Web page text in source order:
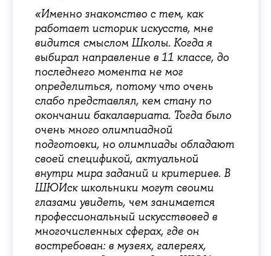
«Именно знакомство с тем, как
работает историк искусств, мне
видится смыслом Школы. Когда я
выбирал направление в 11 классе, до
последнего момента не мог
определиться, потому что очень
слабо представлял, кем стану по
окончании бакалавриата. Тогда было
очень много олимпиадной
подготовки, но олимпиады обладают
своей спецификой, актуальной
внутри мира заданий и критериев. В
ШЮИск школьники могут своими
глазами увидеть, чем занимается
профессиональный искусствовед в
многочисленных сферах, где он
востребован: в музеях, галереях,